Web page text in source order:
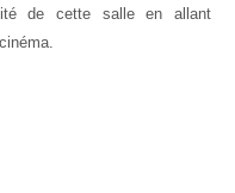
de cette salle en allant